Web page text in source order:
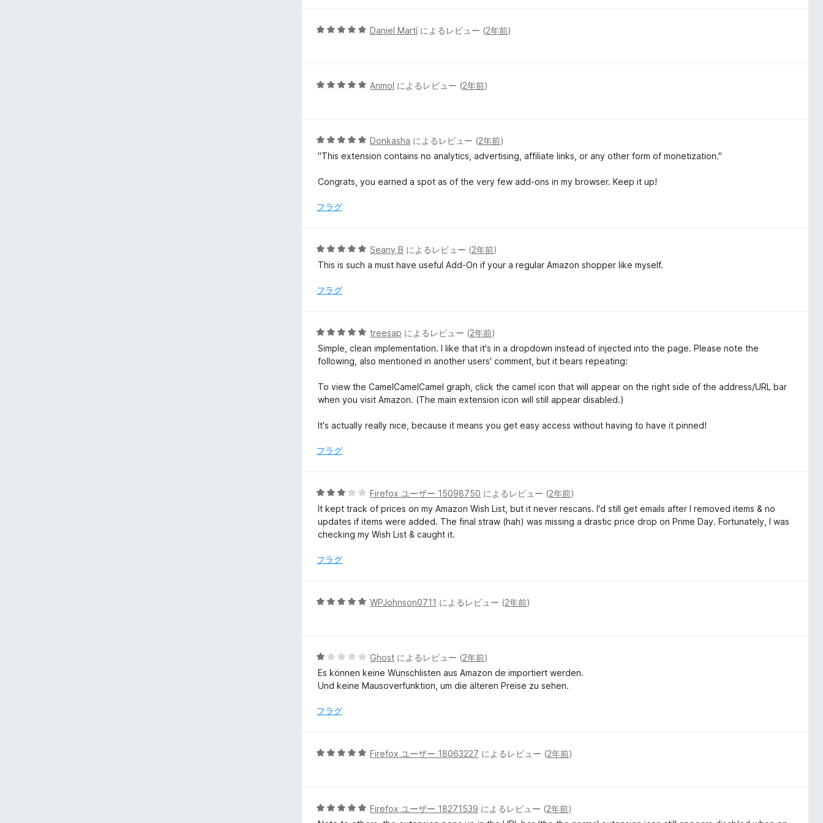
評
価
5
5
Daniel Martíによるレビュー (2年前)
5
5
評
Anmol によるレビュー (2年前)
5
段
中
の
Donkasha によるレビュー (2年前)
"This extension contains no analytics, advertising, affiliate links, or any other form of monetization."
Congrats, you earned a spot as of the very few add-ons in my browser. Keep it up!
フラグ
5
段
中
評
価
Seany B によるレビュー (2年前)
This is such a must have useful Add-On if your a regular Amazon shopper like myself.
フラグ
5
段
階
5
の
価
treesap によるレビュー (2年前)
Simple, clean implementation. I like that it's in a dropdown instead of injected into the page. Please note the
following, also mentioned in another users' comment, but it bears repeating:
To view the CamelCamelCamel graph, click the camel icon that will appear on the right side of the address/URL bar
when you visit Amazon. (The main extension icon will still appear disabled.)
It's actually really nice, because it means you get easy access without having to have it pinned!
フラグ
5
段
階
中
の
Firefox ユーザー 15098750 によるレビュー (2年前)
It kept track of prices on my Amazon Wish List, but it never rescans. I'd still get emails after I removed items & no
updates if items were added. The final straw (hah) was missing a drastic price drop on Prime Day. Fortunately, I was
checking my Wish List & caught it.
フラグ
5
5
評
価
WPJohnson0711 によるレビュー (2年前)
5
段
階
1
価
Ghost によるレビュー (2年前)
Es können keine Wunschlisten aus Amazon de importiert werden.
Und keine Mausoverfunktion, um die älteren Preise zu sehen.
フラグ
5
5
Firefox ユーザー 18063227 によるレビュー (2年前)
5
段
Firefox ユーザー 18271539 によるレビュー (2年前)